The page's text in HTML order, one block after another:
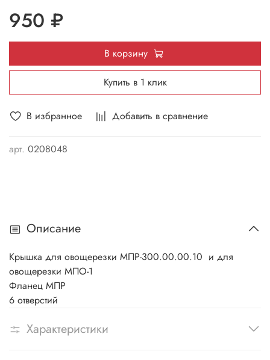
В избранное Добавить в сравнение
арт. 0208048
950 ₽
В корзину
Купить в 1 клик
Описание
Крышка для овощерезки МПР-300.00.00.10 и для
овощерезки МПО-1
Фланец МПР
6 отверстий
Характеристики